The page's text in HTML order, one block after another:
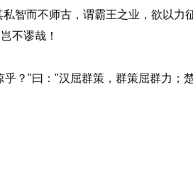
智而不师古，谓霸王之业，欲以力
不谬哉！
"曰："汉屈群策，群策屈群力；